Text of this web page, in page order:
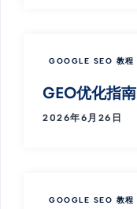
GOOGLE SEO 教程
GEO优化指南
2026年6月26日
GOOGLE SEO 教程